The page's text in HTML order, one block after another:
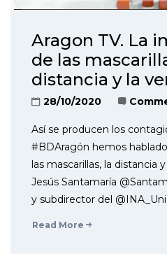
Aragon TV. La
de las
distancia y la
28/10/2020
Así se producen los
#BDAragón hemos
las mascarillas, la distancia
Jesús Santamaría
y subdirector del
Read More